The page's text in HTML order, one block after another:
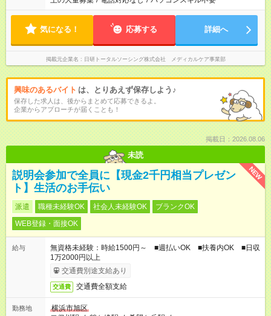
気になる！ 応募する 詳細へ
掲載元企業名 日研トータルソーシング株式会社 メディカルケア事業部
興味のあるバイト は、とりあえず保存しよう♪
保存した求人は、後からまとめて応募できるよ。
企業からアプローチが届くことも！
掲載日：2026.08.06
未読
NEW
説明会参加で全員に【現金2千円相当プレゼン
ト】生活のお手伝い
派遣 職種未経験OK 社会人未経験OK
ブランクOK
WEB登録・面接OK
給与
無資格未経験：時給1500円～ ■週払いOK ■扶養内OK ■日収
1万2000円以上
交通費別途支給あり
交通費 交通費全額支給
勤務地
横浜市旭区